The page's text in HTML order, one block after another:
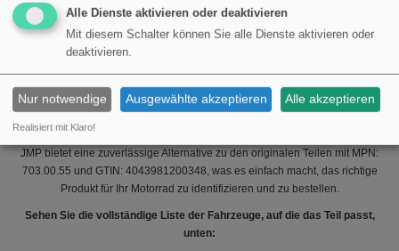
Montageposition
: Hintere links
Hintere rechts
Bei der Auswechslung des Blinklichtglases wird empfohlen, die zugehörigen
Komponenten, wie die Blinklichter selbst und die elektrischen Verbindungen,
zu überprüfen, um eine optimale Funktion zu gewährleisten. Es ist wichtig
sicherzustellen, dass alle Teile korrekt funktionieren, damit Sie die Sicherheit
JMP bietet eine zuverlässige Alternative zu den originalen Teilen mit MPN:
703.00.55 und GTIN: 4043981200348, was es einfach macht, das richtige
Produkt für Ihr Motorrad zu identifizieren und zu bestellen.
Sehen Sie die vollständige Liste der Fahrzeuge, auf die das Teil passt,
unten:
Alle Dienste aktivieren oder deaktivieren
Mit diesem Schalter können Sie alle Dienste aktivieren oder
deaktivieren.
Nur notwendige Ausgewählte akzeptieren Alle akzeptieren
Realisiert mit Klaro!